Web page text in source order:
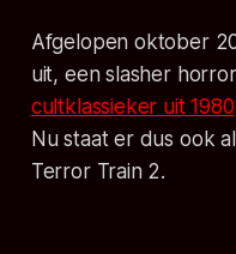
Afgelopen oktober
uit, een slasher
cultklassieker uit 1980
Nu staat er dus ook
Terror Train 2.